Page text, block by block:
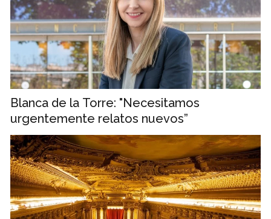
Blanca de la Torre: "Necesitamos
urgentemente relatos nuevos”